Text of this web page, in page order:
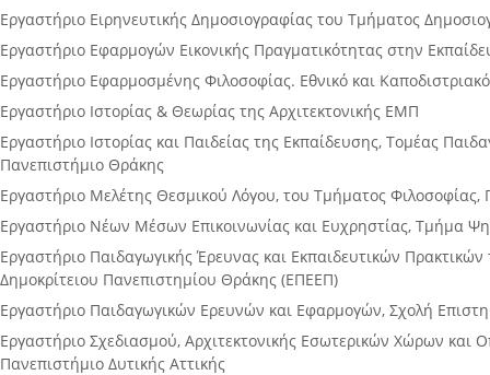
Εργαστήριο Ειρηνευτικής Δημοσιογραφίας του Τμήματος
Εργαστήριο Εφαρμογών Εικονικής Πραγματικότητας στην
Εργαστήριο Εφαρμοσμένης Φιλοσοφίας. Εθνικό και
Εργαστήριο Ιστορίας & Θεωρίας της Αρχιτεκτονικής ΕΜΠ
Εργαστήριο Ιστορίας και Παιδείας της Εκπαίδευσης, Τομέας
Πανεπιστήμιο Θράκης
Εργαστήριο Μελέτης Θεσμικού Λόγου, του Τμήματος Φιλοσοφίας,
Εργαστήριο Νέων Μέσων Επικοινωνίας και Ευχρηστίας, Τμήμα
Εργαστήριο Παιδαγωγικής Έρευνας και Εκπαιδευτικών
Δημοκρίτειου Πανεπιστημίου Θράκης (ΕΠΕΕΠ)
Εργαστήριο Παιδαγωγικών Ερευνών και Εφαρμογών, Σχολή
Εργαστήριο Σχεδιασμού, Αρχιτεκτονικής Εσωτερικών Χώρων
Πανεπιστήμιο Δυτικής Αττικής